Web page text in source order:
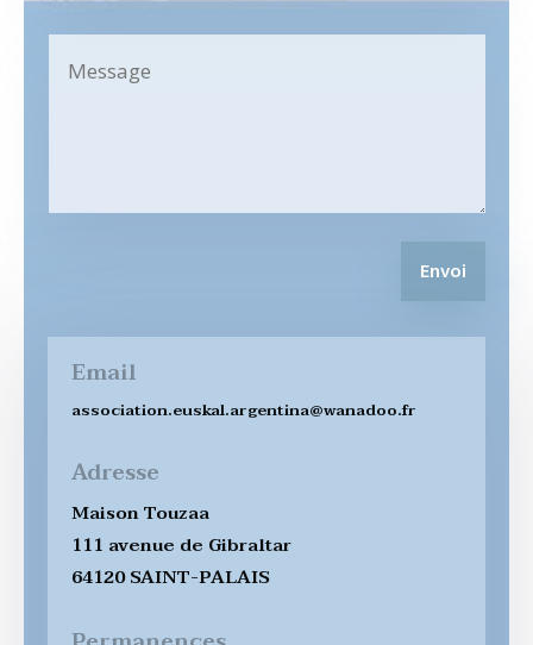
Envoi
Email
association.euskal.argentina@wanadoo.fr
Adresse
Maison Touzaa
111 avenue de Gibraltar
64120 SAINT-PALAIS